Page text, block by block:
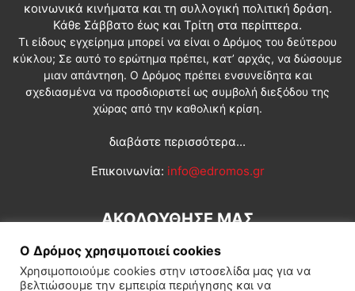
κοινωνικά κινήματα και τη συλλογική πολιτική δράση.
Κάθε Σάββατο έως και Τρίτη στα περίπτερα.
Τι είδους εγχείρημα μπορεί να είναι ο Δρόμος του δεύτερου
κύκλου; Σε αυτό το ερώτημα πρέπει, κατ’ αρχάς, να δώσουμε
μιαν απάντηση. Ο Δρόμος πρέπει ενσυνείδητα και
σχεδιασμένα να προσδιοριστεί ως συμβολή διεξόδου της
χώρας από την καθολική κρίση.
διαβάστε περισσότερα...
Επικοινωνία: info@edromos.gr
ΑΚΟΛΟΥΘΗΣΕ ΜΑΣ
Ο Δρόμος χρησιμοποιεί cookies
Χρησιμοποιούμε cookies στην ιστοσελίδα μας για να
βελτιώσουμε την εμπειρία περιήγησης και να